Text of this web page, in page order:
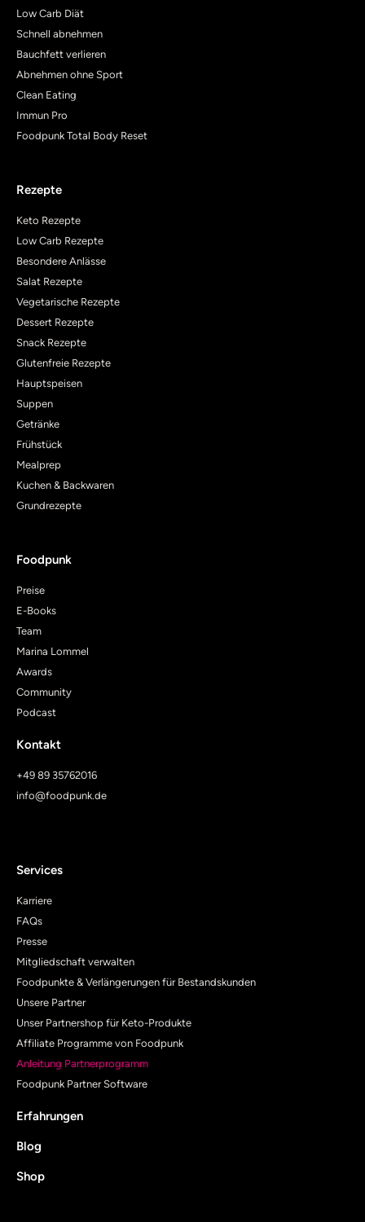
Low Carb Diät
Schnell abnehmen
Bauchfett verlieren
Abnehmen ohne Sport
Clean Eating
Immun Pro
Foodpunk Total Body Reset
Rezepte
Keto Rezepte
Low Carb Rezepte
Besondere Anlässe
Salat Rezepte
Vegetarische Rezepte
Dessert Rezepte
Snack Rezepte
Glutenfreie Rezepte
Hauptspeisen
Suppen
Getränke
Frühstück
Mealprep
Kuchen & Backwaren
Grundrezepte
Foodpunk
Preise
E-Books
Team
Marina Lommel
Awards
Community
Podcast
Kontakt
+49 89 35762016
info@foodpunk.de
Services
Karriere
FAQs
Presse
Mitgliedschaft verwalten
Foodpunkte & Verlängerungen für Bestandskunden
Unsere Partner
Unser Partnershop für Keto-Produkte
Affiliate Programme von Foodpunk
Anleitung Partnerprogramm
Foodpunk Partner Software
Erfahrungen
Blog
Shop